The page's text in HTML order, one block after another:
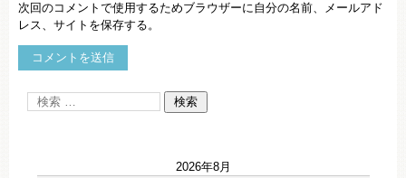
次回のコメントで使用するためブラウザーに自分の名前、メールアド
レス、サイトを保存する。
2026年8月